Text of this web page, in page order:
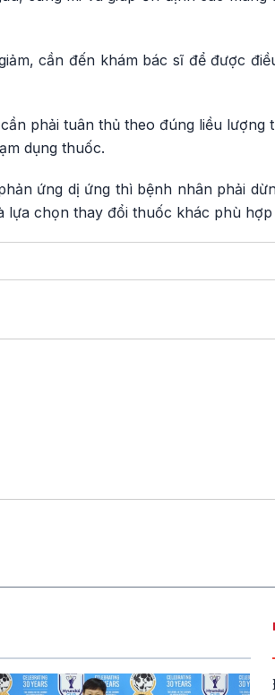
cần đến khám bác sĩ để được
phải tuân thủ theo đúng liều lượng
dụng thuốc.
ứng dị ứng thì bệnh nhân phải
lựa chọn thay đổi thuốc khác phù hợp